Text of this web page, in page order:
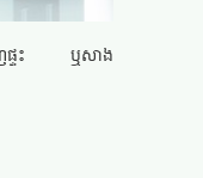
ទិញផ្ទះ ឬសាង